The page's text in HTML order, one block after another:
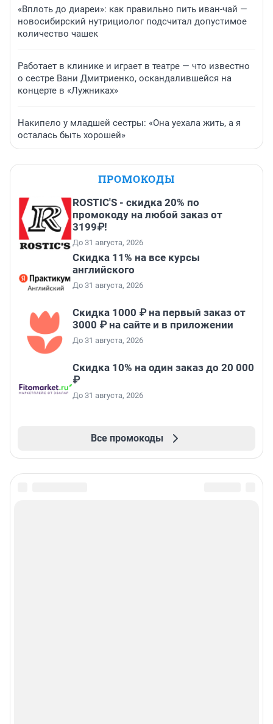
«Вплоть до диареи»: как правильно пить иван-чай —
новосибирский нутрициолог подсчитал допустимое
количество чашек
Работает в клинике и играет в театре — что известно
о сестре Вани Дмитриенко, оскандалившейся на
концерте в «Лужниках»
Накипело у младшей сестры: «Она уехала жить, а я
осталась быть хорошей»
ПРОМОКОДЫ
ROSTIC'S - скидка 20% по
промокоду на любой заказ от
3199₽!
До 31 августа, 2026
Скидка 11% на все курсы
английского
До 31 августа, 2026
Скидка 1000 ₽ на первый заказ от
3000 ₽ на сайте и в приложении
До 31 августа, 2026
Скидка 10% на один заказ до 20 000
₽
До 31 августа, 2026
Все промокоды